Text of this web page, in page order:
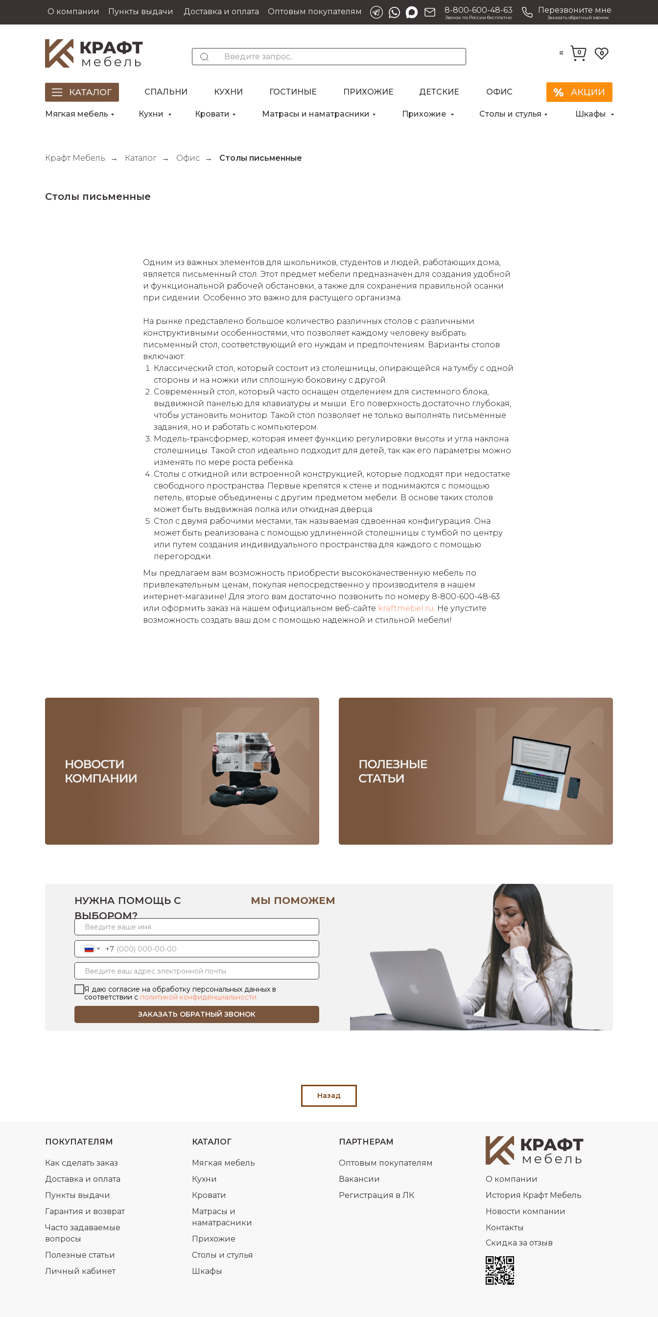
О компании Доставка и оплата Оптовым покупателям
Пункты выдачи 8-800-600-48-63
Звонок по России бесплатно
Перезвоните мне
Заказать обратный звонок
= 0 0
ДЕТСКИЕ
СПАЛЬНИ КУХНИ ГОСТИНЫЕ ПРИХОЖИЕ ОФИС
Кровати
Кухни
Мягкая мебель Прихожие Столы и стулья Шкафы
Матрасы и наматрасники
Крафт Мебель → Каталог → Офис → Столы письменные
Столы письменные
Одним из важных элементов для школьников, студентов и людей, работающих дома,
является письменный стол. Этот предмет мебели предназначен для создания удобной
и функциональной рабочей обстановки, а также для сохранения правильной осанки
при сидении. Особенно это важно для растущего организма.
На рынке представлено большое количество различных столов с различными
конструктивными особенностями, что позволяет каждому человеку выбрать
письменный стол, соответствующий его нуждам и предпочтениям. Варианты столов
включают:
Классический стол, который состоит из столешницы, опирающейся на тумбу с одной
стороны и на ножки или сплошную боковину с другой.
Современный стол, который часто оснащен отделением для системного блока,
выдвижной панелью для клавиатуры и мыши. Его поверхность достаточно глубокая,
чтобы установить монитор. Такой стол позволяет не только выполнять письменные
задания, но и работать с компьютером.
Модель-трансформер, которая имеет функцию регулировки высоты и угла наклона
столешницы. Такой стол идеально подходит для детей, так как его параметры можно
изменять по мере роста ребенка.
Столы с откидной или встроенной конструкцией, которые подходят при недостатке
свободного пространства. Первые крепятся к стене и поднимаются с помощью
петель, вторые объединены с другим предметом мебели. В основе таких столов
может быть выдвижная полка или откидная дверца.
Стол с двумя рабочими местами, так называемая сдвоенная конфигурация. Она
может быть реализована с помощью удлиненной столешницы с тумбой по центру
или путем создания индивидуального пространства для каждого с помощью
перегородки.
Мы предлагаем вам возможность приобрести высококачественную мебель по
привлекательным ценам, покупая непосредственно у производителя в нашем
интернет-магазине! Для этого вам достаточно позвонить по номеру 8-800-600-48-63
или оформить заказ на нашем официальном веб-сайте kraftmebel.ru. Не упустите
возможность создать ваш дом с помощью надежной и стильной мебели!
+7
Я даю согласие на обработку персональных данных в
соответствии с политикой конфиденциальности
ЗАКАЗАТЬ ОБРАТНЫЙ ЗВОНОК
НУЖНА ПОМОЩЬ С
ВЫБОРОМ?
МЫ ПОМОЖЕМ
Назад
ПАРТНЕРАМ
Регистрация в ЛК
Оптовым покупателям
Вакансии
КАТАЛОГ
Кухни
Мягкая мебель
Кровати
Матрасы и
наматрасники
Прихожие
Столы и стулья
Шкафы
ПОКУПАТЕЛЯМ
Доставка и оплата
Часто задаваемые
вопросы
Гарантия и возврат
Полезные статьи
Пункты выдачи
Как сделать заказ
Личный кабинет
О компании
История Крафт Мебель
Новости компании
Контакты
Скидка за отзыв